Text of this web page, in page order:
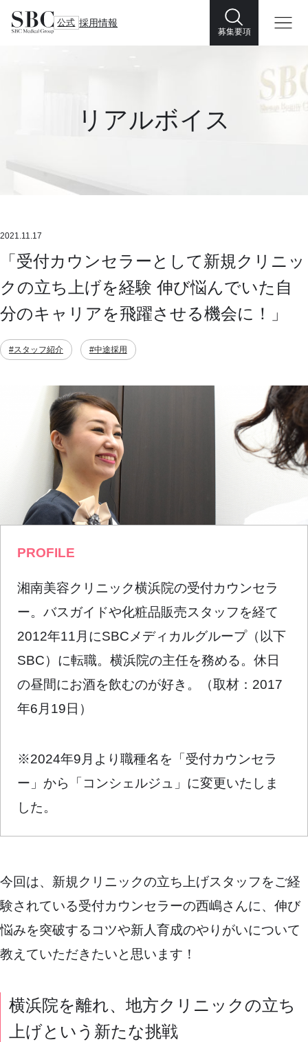
公式 採用情報
募集要項
リアルボイス
2021.11.17
「受付カウンセラーとして新規クリニッ
クの立ち上げを経験 伸び悩んでいた自
分のキャリアを飛躍させる機会に！」
#スタッフ紹介 #中途採用
PROFILE
湘南美容クリニック横浜院の受付カウンセラ
ー。バスガイドや化粧品販売スタッフを経て
2012年11月にSBCメディカルグループ（以下
SBC）に転職。横浜院の主任を務める。休日
の昼間にお酒を飲むのが好き。（取材：2017
年6月19日）
※2024年9月より職種名を「受付カウンセラ
ー」から「コンシェルジュ」に変更いたしま
した。
今回は、新規クリニックの立ち上げスタッフをご経
験されている受付カウンセラーの西嶋さんに、伸び
悩みを突破するコツや新人育成のやりがいについて
教えていただきたいと思います！
横浜院を離れ、地方クリニックの立ち
上げという新たな挑戦